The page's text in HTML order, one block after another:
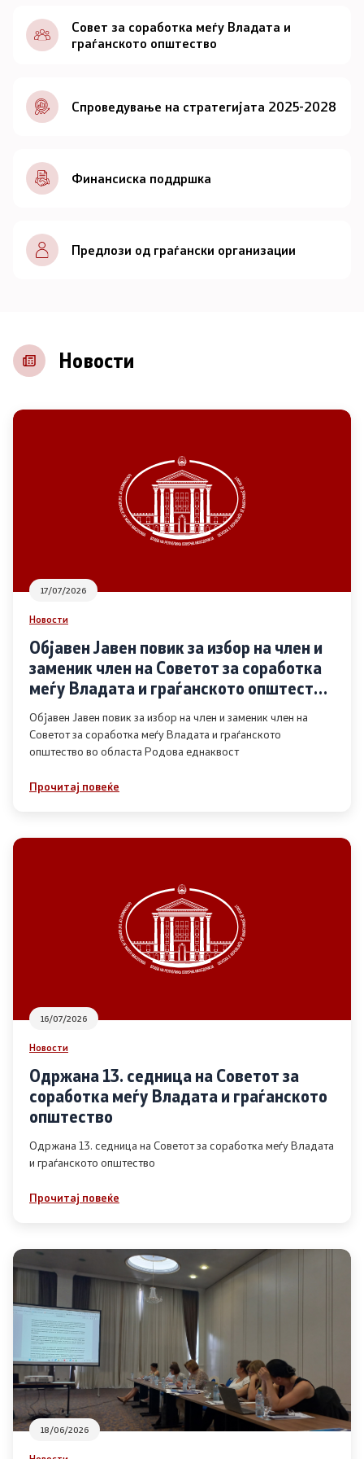
Документи
Совет
За советот
Документи
Записници и дневни редови од седниците на
Советот
Контакт
Основање на здружение
Дијалог меѓу Владата и граѓанскиот сектор
Отворени денови за иницијативи на граѓанските
организации
Финансиска поддршка
Извештаи
Список на ОЈИ
Контакт
Контакт
Линкови
Изјава за пристапност
Со еден клик до сите услуги
Совет за соработка меѓу Владата и
граѓанското општество
Спроведување на стратегијата 2025-2028
Финансиска поддршка
Предлози од граѓански организации
Новости
17/07/2026
Новости
Објавен Јавен повик за избор на член и
заменик член на Советот за соработка
меѓу Владата и граѓанското општество
во областа Родова еднаквост
Објавен Јавен повик за избор на член и заменик член на
Советот за соработка меѓу Владата и граѓанското
општество во областа Родова еднаквост
Прочитај повеќе
16/07/2026
Новости
Одржана 13. седница на Советот за
соработка меѓу Владата и граѓанското
општество
Одржана 13. седница на Советот за соработка меѓу Владата
и граѓанското општество
Прочитај повеќе
18/06/2026